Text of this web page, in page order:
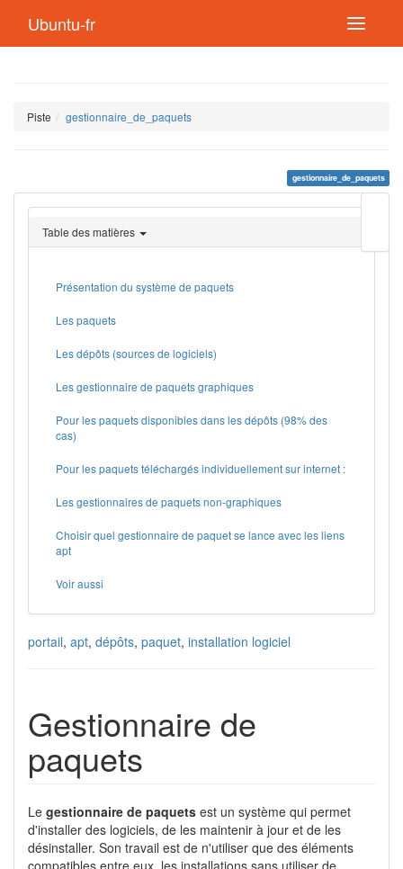
Ubuntu-fr
Piste gestionnaire_de_paquets
gestionnaire_de_paquets
page
Table des matières
Présentation du système de paquets
Les paquets
Les dépôts (sources de logiciels)
Les gestionnaire de paquets graphiques
Pour les paquets disponibles dans les dépôts (98% des
cas)
Pour les paquets téléchargés individuellement sur internet :
Les gestionnaires de paquets non-graphiques
Choisir quel gestionnaire de paquet se lance avec les liens
apt
Voir aussi
portail, apt, dépôts, paquet, installation logiciel
Gestionnaire de
paquets
Le gestionnaire de paquets est un système qui permet
d'installer des logiciels, de les maintenir à jour et de les
désinstaller. Son travail est de n'utiliser que des éléments
compatibles entre eux, les installations sans utiliser de